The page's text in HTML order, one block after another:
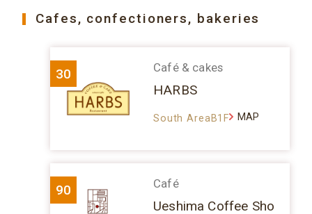
Cafes, confectioners, bakeries
30 Café & cakes
HARBS
South AreaB1F MAP
90 Café
Ueshima Coffee Sho